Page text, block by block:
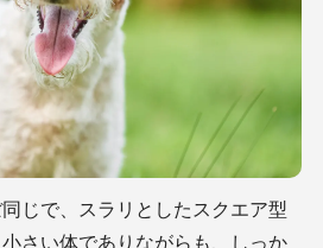
じで、スラリとしたスクエア型
さい体でありながらも、しっか